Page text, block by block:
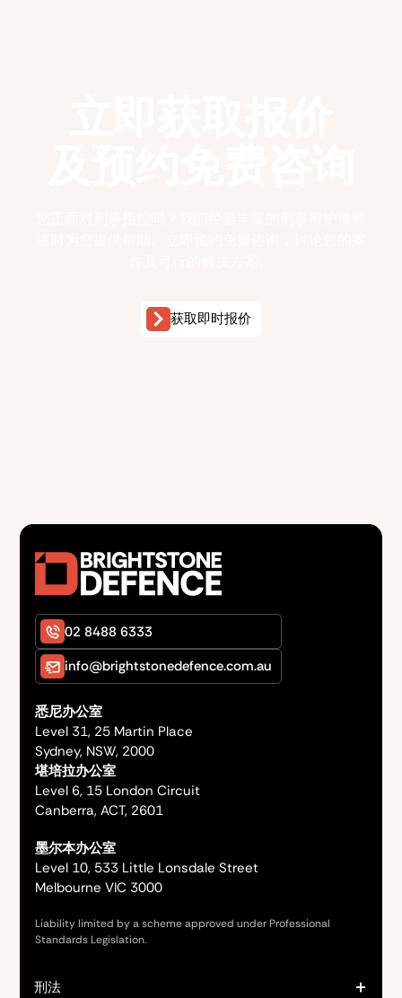
获取即时报价
02 8488 6333
info@brightstonedefence.com.au
悉尼办公室
Level 31, 25 Martin Place
Sydney, NSW, 2000
堪培拉办公室
Level 6, 15 London Circuit
Canberra, ACT, 2601
墨尔本办公室
Level 10, 533 Little Lonsdale Street
Melbourne VIC 3000
Liability limited by a scheme approved under Professional
Standards Legislation.
刑法